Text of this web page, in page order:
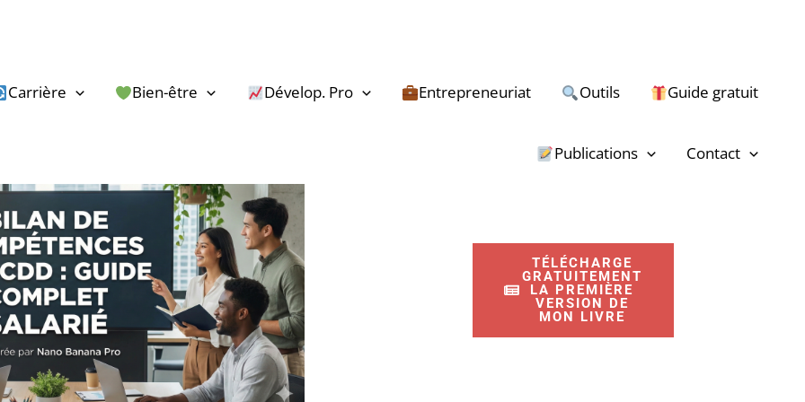
Carrière Bien-être Dévelop. Pro Entrepreneuriat Outils Guide gratuit
Publications Contact
TÉLÉCHARGE
GRATUITEMENT
LA PREMIÈRE
VERSION DE
MON LIVRE